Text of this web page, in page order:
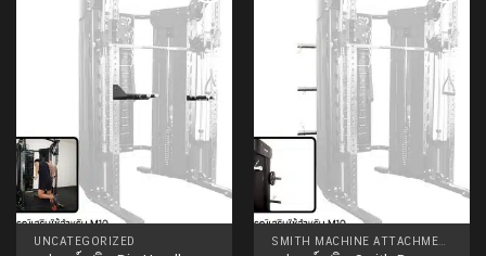
Add to
Wishlist
UNCATEGORIZED
Add to
Wishlist